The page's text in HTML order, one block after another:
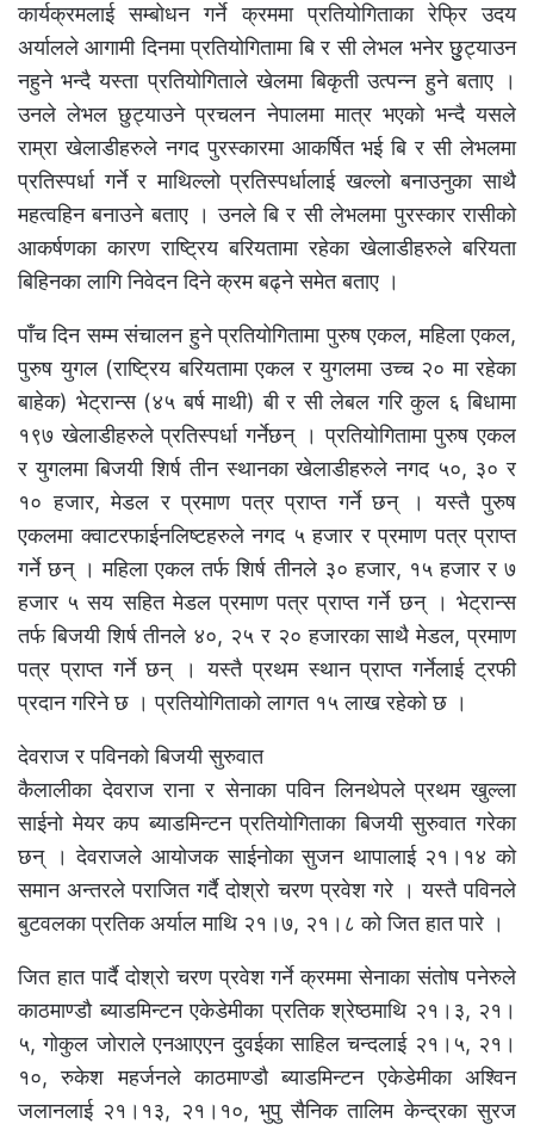
कार्यक्रमलाई सम्बोधन गर्ने क्रममा प्रतियोगिताका रेफ्रि उदय
अर्यालले आगामी दिनमा प्रतियोगितामा बि र सी लेभल भनेर छुुट्याउन
नहुने भन्दै यस्ता प्रतियोगिताले खेलमा बिकृती उत्पन्न हुने बताए ।
उनले लेभल छुट्याउने प्रचलन नेपालमा मात्र भएको भन्दै यसले
राम्रा खेलाडीहरुले नगद पुरस्कारमा आकर्षित भई बि र सी लेभलमा
प्रतिस्पर्धा गर्ने र माथिल्लो प्रतिस्पर्धालाई खल्लो बनाउनुका साथै
महत्वहिन बनाउने बताए । उनले बि र सी लेभलमा पुरस्कार रासीको
आकर्षणका कारण राष्ट्रिय बरियतामा रहेका खेलाडीहरुले बरियता
बिहिनका लागि निवेदन दिने क्रम बढ्ने समेत बताए ।
पाँच दिन सम्म संचालन हुने प्रतियोगितामा पुरुष एकल, महिला एकल,
पुरुष युगल (राष्ट्रिय बरियतामा एकल र युगलमा उच्च २० मा रहेका
बाहेक) भेट्रान्स (४५ बर्ष माथी) बी र सी लेबल गरि कुल ६ बिधामा
१९७ खेलाडीहरुले प्रतिस्पर्धा गर्नेछन् । प्रतियोगितामा पुरुष एकल
र युगलमा बिजयी शिर्ष तीन स्थानका खेलाडीहरुले नगद ५०, ३० र
१० हजार, मेडल र प्रमाण पत्र प्राप्त गर्ने छन् । यस्तै पुरुष
एकलमा क्वाटरफाईनलिष्टहरुले नगद ५ हजार र प्रमाण पत्र प्राप्त
गर्ने छन् । महिला एकल तर्फ शिर्ष तीनले ३० हजार, १५ हजार र ७
हजार ५ सय सहित मेडल प्रमाण पत्र प्राप्त गर्ने छन् । भेट्रान्स
तर्फ बिजयी शिर्ष तीनले ४०, २५ र २० हजारका साथै मेडल, प्रमाण
पत्र प्राप्त गर्ने छन् । यस्तै प्रथम स्थान प्राप्त गर्नेलाई ट्रफी
प्रदान गरिने छ । प्रतियोगिताको लागत १५ लाख रहेको छ ।
देवराज र पविनको बिजयी सुरुवात
कैलालीका देवराज राना र सेनाका पविन लिनथेपले प्रथम खुल्ला
साईनो मेयर कप ब्याडमिन्टन प्रतियोगिताका बिजयी सुरुवात गरेका
छन् । देवराजले आयोजक साईनोका सुजन थापालाई २१।१४ को
समान अन्तरले पराजित गर्दै दोश्रो चरण प्रवेश गरे । यस्तै पविनले
बुटवलका प्रतिक अर्याल माथि २१।७, २१।८ को जित हात पारे ।
जित हात पार्दै दोश्रो चरण प्रवेश गर्ने क्रममा सेनाका संतोष पनेरुले
काठमाण्डौ ब्याडमिन्टन एकेडेमीका प्रतिक श्रेष्ठमाथि २१।३, २१।
५, गोकुल जोराले एनआएएन दुवईका साहिल चन्दलाई २१।५, २१।
१०, रुकेश महर्जनले काठमाण्डौ ब्याडमिन्टन एकेडेमीका अश्विन
जलानलाई २१।१३, २१।१०, भुपु सैनिक तालिम केन्द्रका सुरज